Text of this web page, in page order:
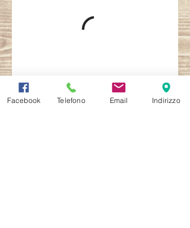
Facebook Telefono Email Indirizzo